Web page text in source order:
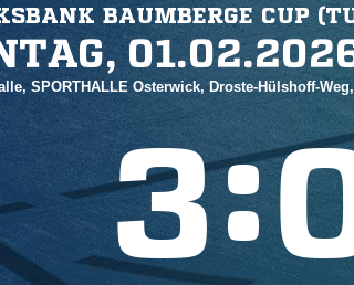
BAUMBERGE CUP
SPORTHALLE Osterwick, Droste-Hülshoff-
: